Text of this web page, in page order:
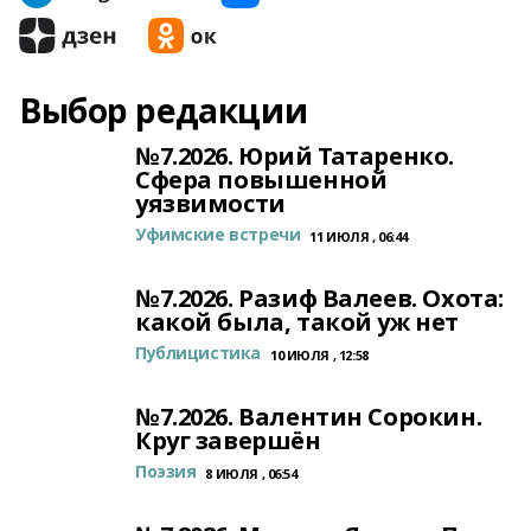
Выбор редакции
№7.2026. Юрий Татаренко.
Сфера повышенной
уязвимости
Уфимские встречи 11 ИЮЛЯ , 06:44
№7.2026. Разиф Валеев. Охота:
какой была, такой уж нет
Публицистика 10 ИЮЛЯ , 12:58
№7.2026. Валентин Сорокин.
Круг завершён
Поэзия 8 ИЮЛЯ , 06:54